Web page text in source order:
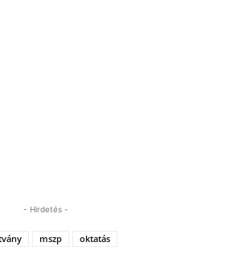
- Hirdetés -
mszp oktatás